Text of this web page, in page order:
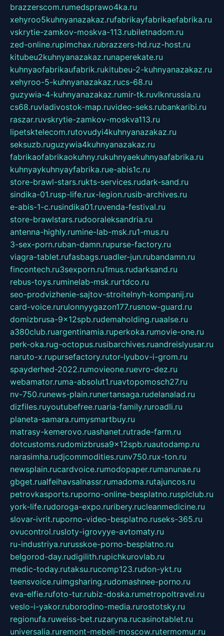
brazzerscom.rumedsprawo4ka.ru
xehyroo5kuhnyanazakaz.rufabrikayfabrikaefabrika.ru
vskrytie-zamkov-moskva-113.rubiletnadom.ru
zed-online.rupimchax.rubrazzers-hd.ruz-host.ru
kitubeu2kuhnyanazakaz.runaperekate.ru
kuhnyaofabrikaufabrik.rukitubeu-2-kuhnyanazakaz.ru
xehyroo-5-kuhnyanazakaz.rucs-68.ru
guzywia-4-kuhnyanazakaz.rumir-tk.ruvlknrussia.ru
cs68.ruvladivostok-map.ruvideo-seks.rubankaribi.ru
raszar.ruvskrytie-zamkov-moskva113.ru
lipetsktelecom.rutovudyi4kuhnyanazakaz.ru
seksuzb.ruguzywia4kuhnyanazakaz.ru
fabrikaofabrikaokuhny.rukuhnyaekuhnyaafabrika.ru
kuhnyaykuhnyayfabrika.rue-abis1c.ru
store-brawl-stars.rukts-services.rudark-sand.ru
sindika-01.rusp-life.rux-legion.rusib-archives.ru
e-abis-1-c.rusindika01.ruvenda-festival.ru
store-brawlstars.rudooraleksandria.ru
antenna-highly.rumine-lab-msk.ru1-mus.ru
3-sex-porn.ruban-damn.rupurse-factory.ru
viagra-tablet.rufasbags.ruadler-jun.rubandamn.ru
fincontech.ru3sexporn.ru1mus.rudarksand.ru
rebus-toys.ruminelab-msk.rurtdco.ru
seo-prodvizhenie-sajtov-stroitelnyh-kompanij.ru
card-voice.rurulonnyygazon177.rusnow-guard.ru
domizbrusa-9x12spb.rudemaholding.ruaalse.ru
a380club.ruargentinamia.ruperkoka.rumovie-one.ru
perk-oka.rug-octopus.rusibarchives.ruandreislyusar.ru
naruto-x.rupursefactory.rutor-lyubov-i-grom.ru
spayderhed-2022.rumovieone.ruevro-dez.ru
webamator.ruma-absolut1.ruavtopomosch27.ru
nv-750.runews-plain.runertansaga.rudelanalad.ru
dizfiles.ruyoutubefree.ruaria-family.ruroadli.ru
planeta-samara.rumysmartbuy.ru
matrasy-kemerovo.ruashanet.rutrade-farm.ru
dotcustoms.rudomizbrusa9x12spb.ruautodamp.ru
narasimha.rudjcommodities.runv750.rux-ton.ru
newsplain.rucardvoice.rumodopaper.rumanunae.ru
gbget.rualfeihavsalnassr.rumadoma.rutajuncos.ru
petrovkasports.ruporno-online-besplatno.rusplclub.ru
york-life.rudoroga-expo.ruribery.rucleanmedicine.ru
slovar-ivrit.ruporno-video-besplatno.ruseks-365.ru
ovucontrol.rusloty-igrovyye-avtomaty.ru
ru-industriya.rurusskoe-porno-besplatno.ru
belgorod-day.rudigilith.rupichkurovlab.ru
medic-today.rutaksu.rucomp123.rudon-ykt.ru
teensvoice.ruimgsharing.rudomashnee-porno.ru
eva-elfie.rufoto-tur.rubiz-doska.rumetropoltravel.ru
veslo-i-yakor.ruborodino-media.rurostotsky.ru
regionufa.ruweiss-bet.ruzaryna.rucasinotablet.ru
universalia.ruremont-mebeli-moscow.rutermomur.ru